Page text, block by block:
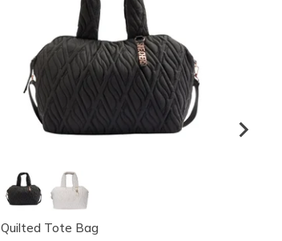
Quilted Tote Bag